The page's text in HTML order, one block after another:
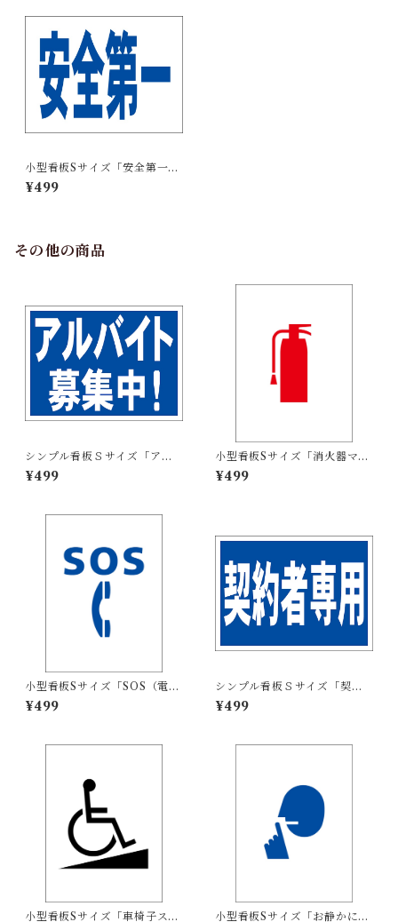
小型看板Sサイズ「安全第一
（青字）」 屋外可【工場・現
場】
¥499
その他の商品
シンプル看板Ｓサイズ「アル
バイト募集中」【工場・現
場】屋外可
¥499
小型看板Sサイズ「消火器マー
ク（赤）」 屋外可【その他・
マーク】
¥499
小型看板Sサイズ「SOS（電
話）マーク（青）」 屋外可
【その他・マーク】
¥499
シンプル看板Ｓサイズ「契約
者専用」【駐車場】屋外可
¥499
小型看板Sサイズ「車椅子スロ 小型看板Sサイズ「お静かにマ